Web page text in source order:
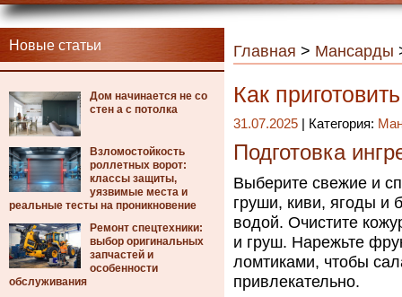
Новые статьи
Дом начинается не со
стен а с потолка
Взломостойкость
роллетных ворот:
классы защиты,
уязвимые места и
реальные тесты на проникновение
Ремонт спецтехники:
выбор оригинальных
запчастей и
особенности
обслуживания
Главная > Мансарды
Как
31.07.2025 | Категория:
Подготовка
Выберите свежие и
груши, киви, ягоды и
водой. Очистите
и груш. Нарежьте
ломтиками, чтобы
привлекательно.